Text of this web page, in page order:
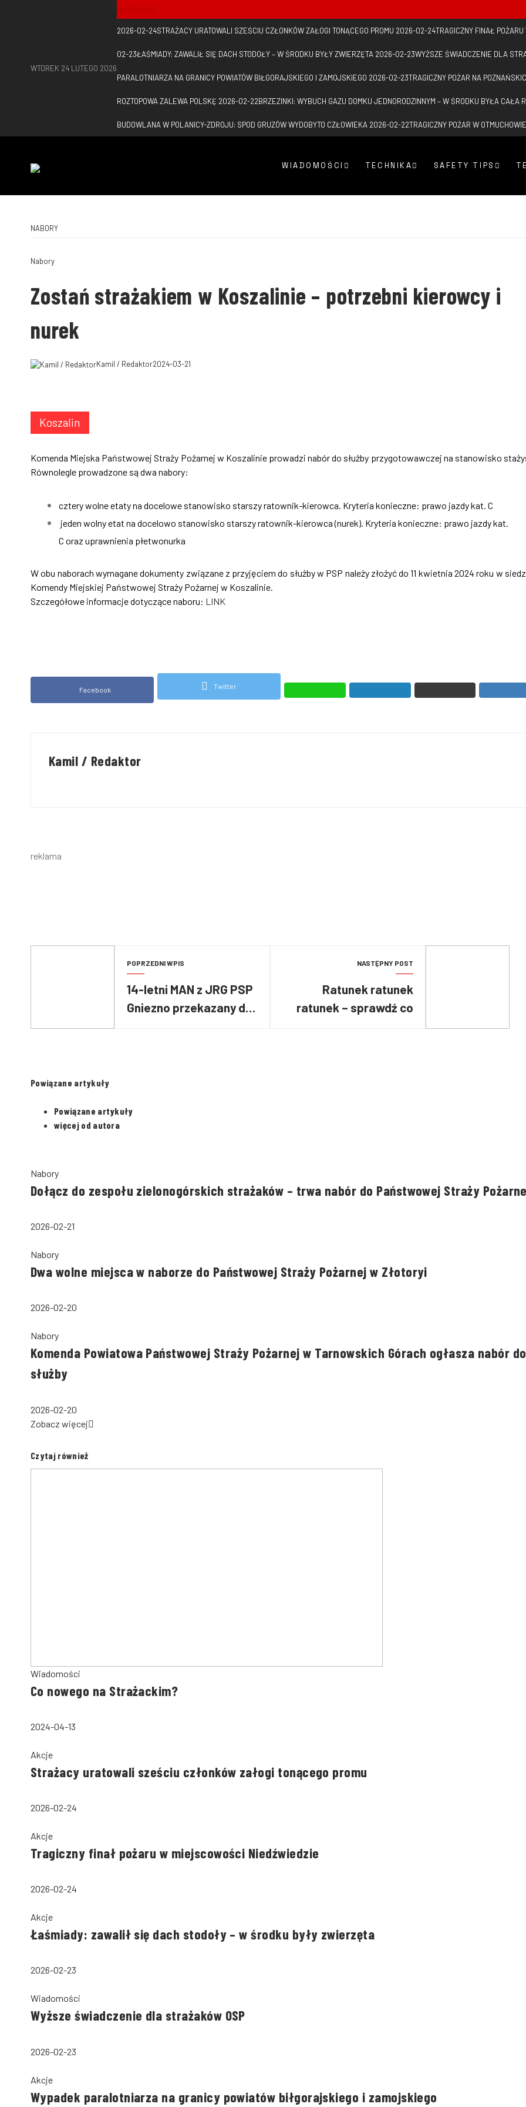
WTOREK 24 LUTEGO 2026
NA GORĄCO
2026-02-24STRAŻACY URATOWALI SZEŚCIU CZŁONKÓW ZAŁOGI TONĄCEGO PROMU 2026-02-24TRAGICZNY FINAŁ
02-23ŁAŚMIADY: ZAWALIŁ SIĘ DACH STODOŁY – W ŚRODKU BYŁY ZWIERZĘTA 2026-02-23WYŻSZE ŚWIADCZENIE DLA
PARALOTNIARZA NA GRANICY POWIATÓW BIŁGORAJSKIEGO I ZAMOJSKIEGO 2026-02-23TRAGICZNY POŻAR NA
ROZTOPOWA ZALEWA POLSKĘ 2026-02-22BRZEZINKI: WYBUCH GAZU DOMKU JEDNORODZINNYM – W ŚRODKU BYŁA CAŁA
BUDOWLANA W POLANICY-ZDROJU: SPOD GRUZÓW WYDOBYTO CZŁOWIEKA 2026-02-22TRAGICZNY POŻAR W OTMUCHOWIE
WIADOMOŚCI TECHNIKA SAFETY TIPS
NABORY
Nabory
Zostań strażakiem w Koszalinie – potrzebni kierowcy i
nurek
Kamil / Redaktor2024-03-21
Koszalin
Komenda Miejska Państwowej Straży Pożarnej w Koszalinie prowadzi nabór do służby przygotowawczej na stanowisko
Równolegle prowadzone są dwa nabory:
cztery wolne etaty na docelowe stanowisko starszy ratownik-kierowca. Kryteria konieczne: prawo jazdy kat. C
jeden wolny etat na docelowo stanowisko starszy ratownik-kierowca (nurek). Kryteria konieczne: prawo jazdy kat.
C oraz uprawnienia płetwonurka
W obu naborach wymagane dokumenty związane z przyjęciem do służby w PSP należy złożyć do 11 kwietnia 2024 roku w
Komendy Miejskiej Państwowej Straży Pożarnej w Koszalinie.
Szczegółowe informacje dotyczące naboru: LINK
Facebook Twitter
Kamil / Redaktor
reklama
POPRZEDNI WPIS
14-letni MAN z JRG PSP
Gniezno przekazany do
NASTĘPNY POST
Ratunek ratunek
ratunek – sprawdź co
Powiązane artykuły
Powiązane artykuły
więcej od autora
Nabory
Dołącz do zespołu zielonogórskich strażaków – trwa nabór do Państwowej Straży
2026-02-21
Nabory
Dwa wolne miejsca w naborze do Państwowej Straży Pożarnej w Złotoryi
2026-02-20
Nabory
Komenda Powiatowa Państwowej Straży Pożarnej w Tarnowskich Górach ogłasza nabór do
służby
2026-02-20
Zobacz więcej
Czytaj również
Wiadomości
Co nowego na Strażackim?
2024-04-13
Akcje
Strażacy uratowali sześciu członków załogi tonącego promu
2026-02-24
Akcje
Tragiczny finał pożaru w miejscowości Niedźwiedzie
2026-02-24
Akcje
Łaśmiady: zawalił się dach stodoły – w środku były zwierzęta
2026-02-23
Wiadomości
Wyższe świadczenie dla strażaków OSP
2026-02-23
Akcje
Wypadek paralotniarza na granicy powiatów biłgorajskiego i zamojskiego